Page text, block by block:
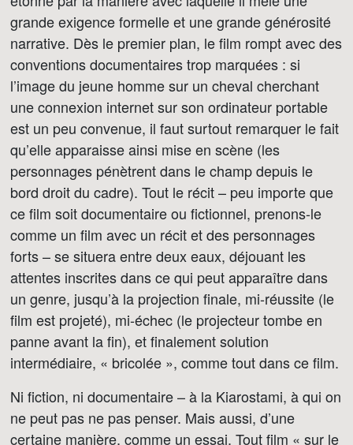
grande exigence formelle et une grande générosité
narrative. Dès le premier plan, le film rompt avec des
conventions documentaires trop marquées : si
l’image du jeune homme sur un cheval cherchant
une connexion internet sur son ordinateur portable
est un peu convenue, il faut surtout remarquer le fait
qu’elle apparaisse ainsi mise en scène (les
personnages pénètrent dans le champ depuis le
bord droit du cadre). Tout le récit – peu importe que
ce film soit documentaire ou fictionnel, prenons-le
comme un film avec un récit et des personnages
forts – se situera entre deux eaux, déjouant les
attentes inscrites dans ce qui peut apparaître dans
un genre, jusqu’à la projection finale, mi-réussite (le
film est projeté), mi-échec (le projecteur tombe en
panne avant la fin), et finalement solution
intermédiaire, « bricolée », comme tout dans ce film.
Ni fiction, ni documentaire – à la Kiarostami, à qui on
ne peut pas ne pas penser. Mais aussi, d’une
certaine manière, comme un essai. Tout film « sur le